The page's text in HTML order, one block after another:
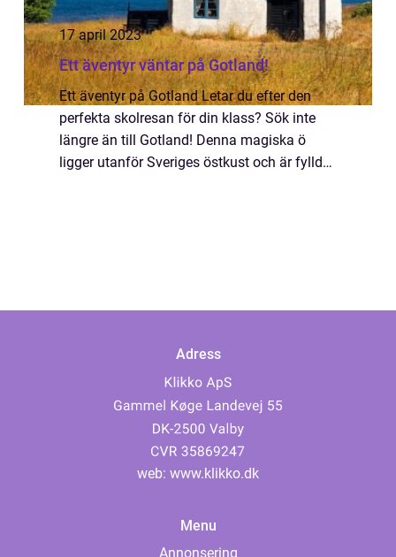
17 april 2023
Ett äventyr väntar på Gotland!
Ett äventyr på Gotland Letar du efter den
perfekta skolresan för din klass? Sök inte
längre än till Gotland! Denna magiska ö
ligger utanför Sveriges östkust och är fylld
Adress
web: www.klikko.dk
Menu
Annonsering